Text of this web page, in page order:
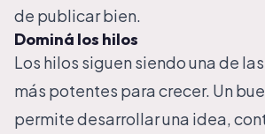
de publicar bien.
Dominá los hilos
Los hilos siguen siendo una de
más potentes para crecer. Un
permite desarrollar una idea,